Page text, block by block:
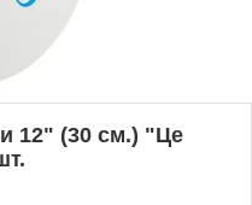
12" (30 см.) "Це